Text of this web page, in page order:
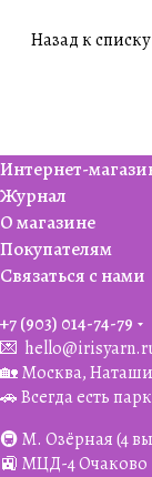
Назад к списку
Интернет-
Журнал
О магазине
Покупателям
Связаться с нами
+7 (903) 014-74-79‬
💌
🏡 Москва,
🚗 Всегда есть
🚇 М. Озёрная (4
🚉 МЦД-4 Очаково